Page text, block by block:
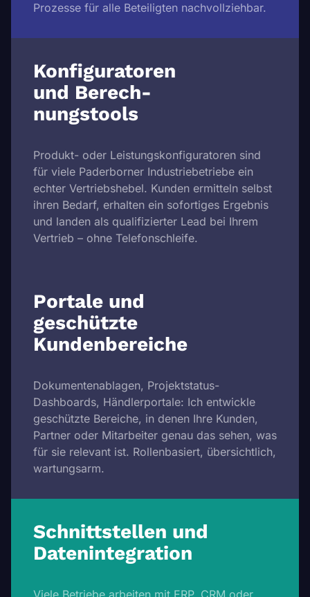
Prozesse für alle Beteiligten nachvollziehbar.
Konfiguratoren
und Berech­
nungstools
Produkt- oder Leistungskonfiguratoren sind
für viele Paderborner Industriebetriebe ein
echter Vertriebshebel. Kunden ermitteln selbst
ihren Bedarf, erhalten ein sofortiges Ergebnis
und landen als qualifizierter Lead bei Ihrem
Vertrieb – ohne Telefonschleife.
Portale und
geschützte
Kundenbereiche
Dokumentenablagen, Projektstatus-
Dashboards, Händlerportale: Ich entwickle
geschützte Bereiche, in denen Ihre Kunden,
Partner oder Mitarbeiter genau das sehen, was
für sie relevant ist. Rollenbasiert, übersichtlich,
wartungsarm.
Schnittstellen und
Daten­integration